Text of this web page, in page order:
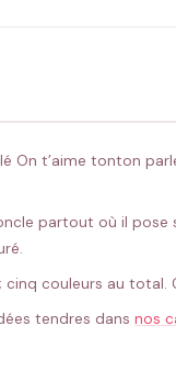
On t’aime tonton
partout où il
couleurs au
tendres dans nos